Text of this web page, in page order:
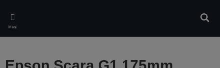
main
content
Meni